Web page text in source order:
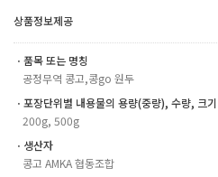
상품정보제공
ㆍ품목 또는 명칭
공정무역 콩고,콩go 원두
ㆍ포장단위별 내용물의 용량(중량), 수량, 크기
200g, 500g
ㆍ생산자
콩고 AMKA 협동조합